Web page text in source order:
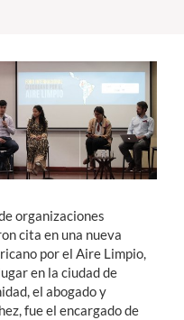
organizaciones
cita en una nueva
por el Aire Limpio,
en la ciudad de
el abogado y
fue el encargado de